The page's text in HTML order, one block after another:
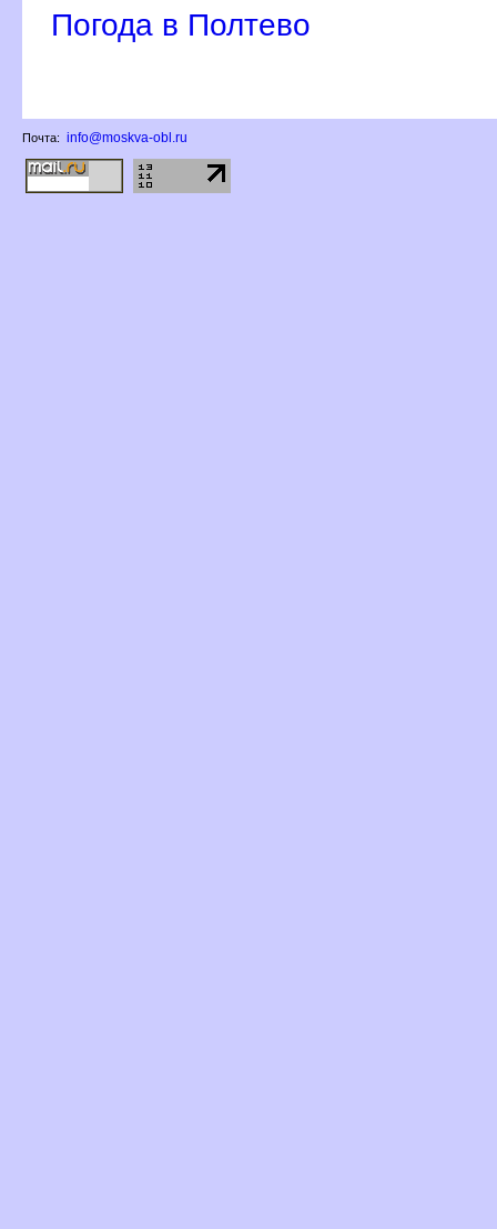
Погода в Полтево
Почта: info@moskva-obl.ru